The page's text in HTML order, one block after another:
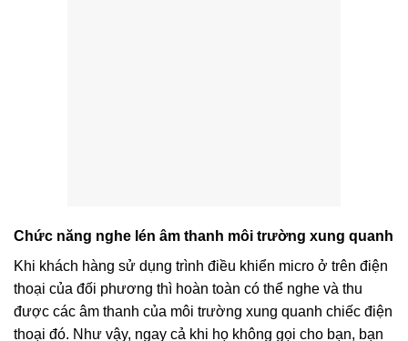
Chức năng nghe lén âm thanh môi trường xung quanh
Khi khách hàng sử dụng trình điều khiển micro ở trên điện
thoại của đối phương thì hoàn toàn có thể nghe và thu
được các âm thanh của môi trường xung quanh chiếc điện
thoại đó. Như vậy, ngay cả khi họ không gọi cho bạn, bạn